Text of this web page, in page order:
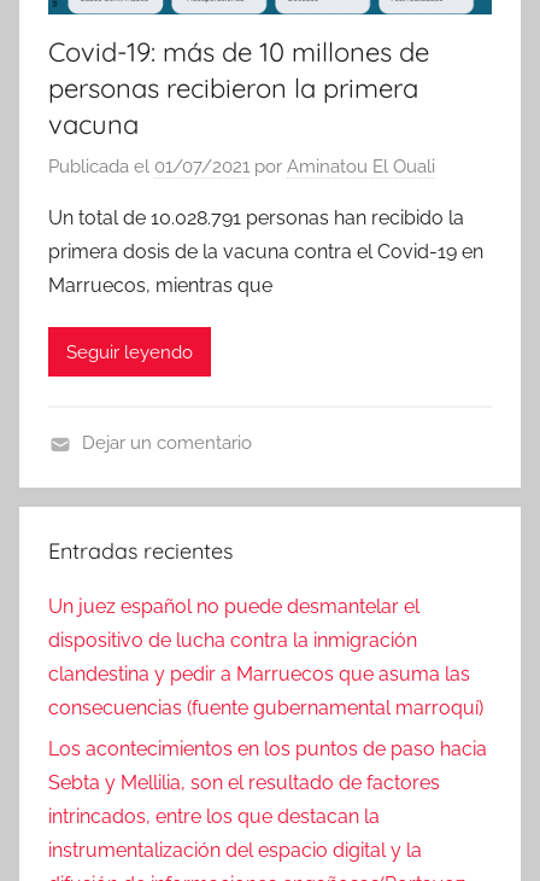
Covid-19: más de 10 millones de
personas recibieron la primera
vacuna
Publicada el 01/07/2021 por Aminatou El Ouali
Un total de 10.028.791 personas han recibido la
primera dosis de la vacuna contra el Covid-19 en
Marruecos, mientras que
Seguir leyendo
o
c
i
Dejar un comentario
Entradas recientes
Un juez español no puede desmantelar el
dispositivo de lucha contra la inmigración
clandestina y pedir a Marruecos que asuma las
consecuencias (fuente gubernamental marroquí)
Los acontecimientos en los puntos de paso hacia
Sebta y Mellilia, son el resultado de factores
intrincados, entre los que destacan la
instrumentalización del espacio digital y la